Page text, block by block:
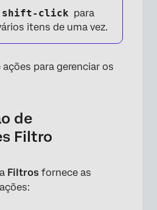
shift-click para
itens de uma vez.
para gerenciar os
de
Filtro
Filtros fornece as